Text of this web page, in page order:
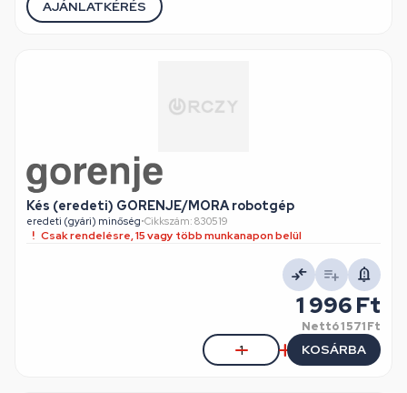
AJÁNLATKÉRÉS
Kés (eredeti) GORENJE/MORA robotgép
eredeti (gyári) minőség•Cikkszám: 830519
Csak rendelésre, 15 vagy több munkanapon belül
1 996 Ft
Nettó1 571 Ft
KOSÁRBA